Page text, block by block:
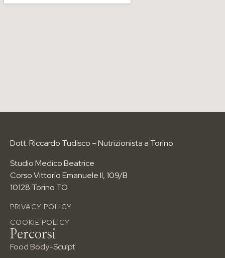
Dott. Riccardo Tudisco – Nutrizionista a Torino
Studio Medico Beatrice
Corso Vittorio Emanuele II, 109/B
10128 Torino TO
PRIVACY POLICY
COOKIE POLICY
Percorsi
Food Body-Sculpt
Wellness Body
Dimagrimento
I PERCORSI NUTRIZIONALI
Per età
Per esigenze
Per sport
info@riccardotudisco.it
Tel: 3517148731
Corso Vittorio Emanuele II, 109/B